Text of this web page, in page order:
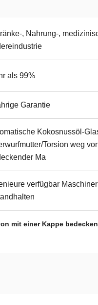
, Nahrung-,
als 99%
Garantie
Kokosnussöl-
Torsion weg
Ma
verfügbar
mit einer Kappe